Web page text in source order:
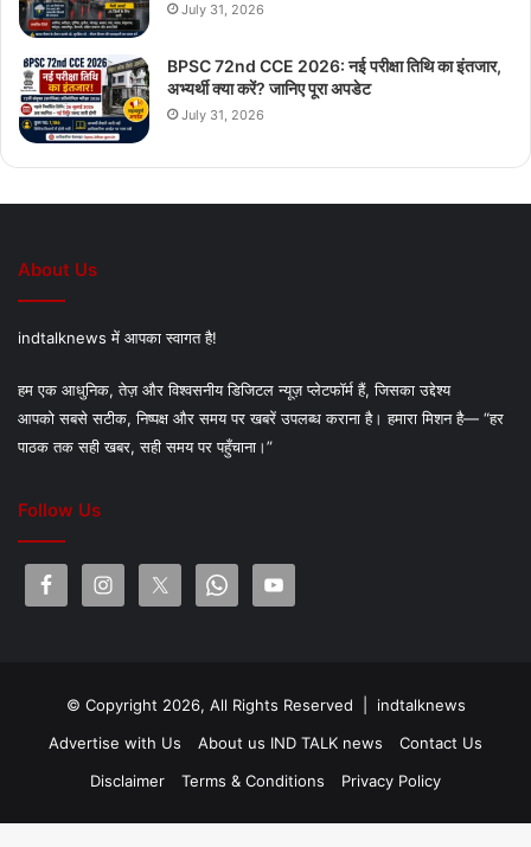
July 31, 2026
BPSC 72nd CCE 2026: नई परीक्षा तिथि का इंतजार,
अभ्यर्थी क्या करें? जानिए पूरा अपडेट
July 31, 2026
About Us
indtalknews में आपका स्वागत है!
हम एक आधुनिक, तेज़ और विश्वसनीय डिजिटल न्यूज़ प्लेटफॉर्म हैं, जिसका उद्देश्य
आपको सबसे सटीक, निष्पक्ष और समय पर खबरें उपलब्ध कराना है। हमारा मिशन है— “हर
पाठक तक सही खबर, सही समय पर पहुँचाना।”
Follow Us
© Copyright 2026, All Rights Reserved | indtalknews
Advertise with Us
About us IND TALK news
Contact Us
Disclaimer
Terms & Conditions Privacy Policy